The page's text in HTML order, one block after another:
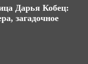
Дарья Кобец:
загадочное